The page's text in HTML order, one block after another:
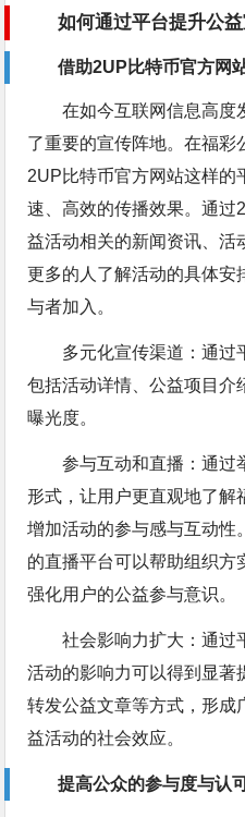
如何通过平台提升公
借助2UP比特币官方网
在如今互联网信息高度
了重要的宣传阵地。在福彩
2UP比特币官方网站这样的
速、高效的传播效果。通过
益活动相关的新闻资讯、活
更多的人了解活动的具体安
与者加入。
多元化宣传渠道：通过
包括活动详情、公益项目介
曝光度。
参与互动和直播：通过
形式，让用户更直观地了解
增加活动的参与感与互动性
的直播平台可以帮助组织方
强化用户的公益参与意识。
社会影响力扩大：通过
活动的影响力可以得到显著
转发公益文章等方式，形成
益活动的社会效应。
提高公众的参与度与认